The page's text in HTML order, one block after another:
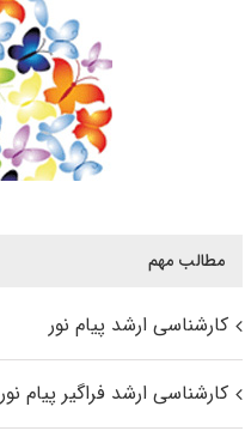
مطالب مهم
کارشناسی ارشد پیام نور
کارشناسی ارشد فراگیر پیام نور